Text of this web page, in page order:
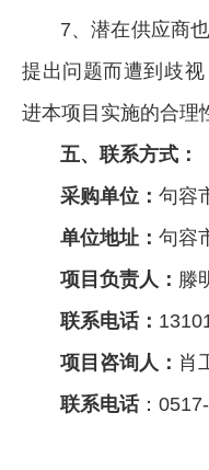
7、潜在供应商
提出问题而遭到歧
进本项目实施的合理
五、联系方式：
采购单位： 句容
单位地址： 句容
项目负责人： 滕
联系电话：
项目咨询人： 肖
联系电话：